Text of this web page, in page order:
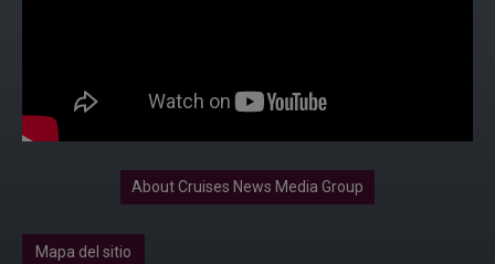
About Cruises News Media Group
Mapa del sitio